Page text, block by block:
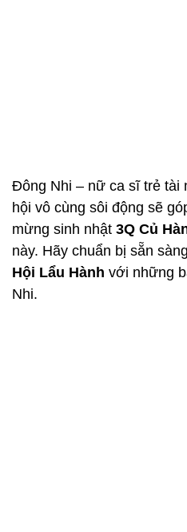
Đông Nhi – nữ ca sĩ trẻ tài
hội vô cùng sôi động sẽ
mừng sinh nhật 3Q Củ
này. Hãy chuẩn bị sẵn
Hội Lẩu Hành với những
Nhi.